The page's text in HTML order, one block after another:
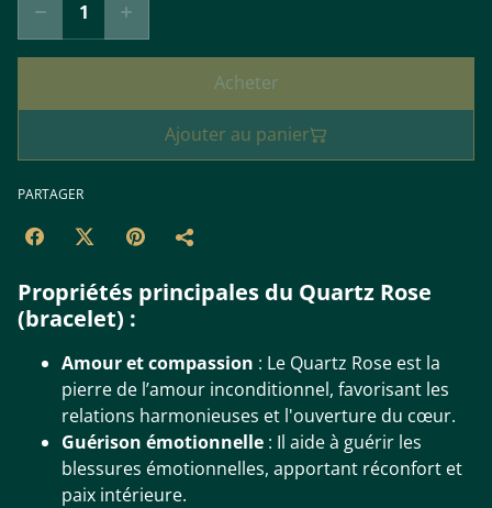
Acheter
Ajouter au panier
PARTAGER
Propriétés principales du Quartz Rose
(bracelet) :
Amour et compassion : Le Quartz Rose est la
pierre de l’amour inconditionnel, favorisant les
relations harmonieuses et l'ouverture du cœur.
Guérison émotionnelle : Il aide à guérir les
blessures émotionnelles, apportant réconfort et
paix intérieure.